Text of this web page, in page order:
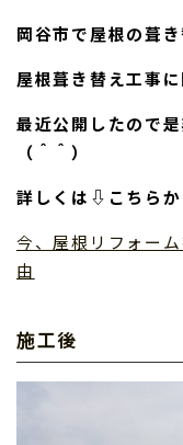
岡谷市で屋根の葺
屋根葺き替え工事
最近公開したので
（＾＾）
詳しくは⇩こちら
今、屋根リフォー
由
施工後